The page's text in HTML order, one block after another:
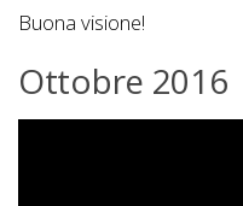
Buona visione!
Ottobre 2016